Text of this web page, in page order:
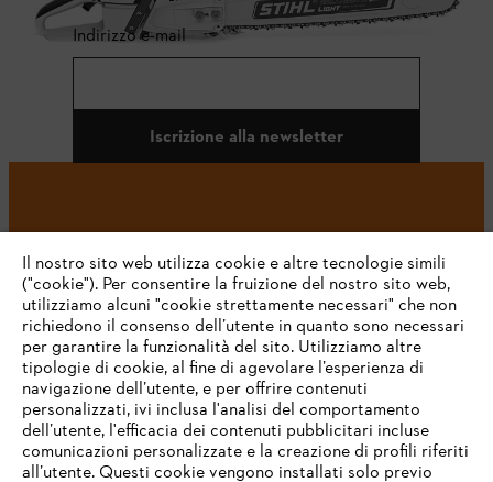
Indirizzo e-mail
Iscrizione alla newsletter
#STIHL
L’azienda
Il nostro sito web utilizza cookie e altre tecnologie simili
("cookie"). Per consentire la fruizione del nostro sito web,
utilizziamo alcuni "cookie strettamente necessari" che non
richiedono il consenso dell’utente in quanto sono necessari
per garantire la funzionalità del sito. Utilizziamo altre
tipologie di cookie, al fine di agevolare l’esperienza di
navigazione dell’utente, e per offrire contenuti
personalizzati, ivi inclusa l'analisi del comportamento
dell’utente, l'efficacia dei contenuti pubblicitari incluse
comunicazioni personalizzate e la creazione di profili riferiti
all’utente. Questi cookie vengono installati solo previo